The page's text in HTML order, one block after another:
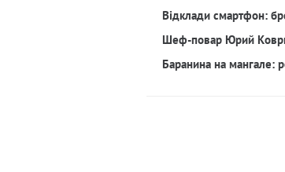
Відклади смартфон:
Шеф-повар Юрий
Баранина на мангале: